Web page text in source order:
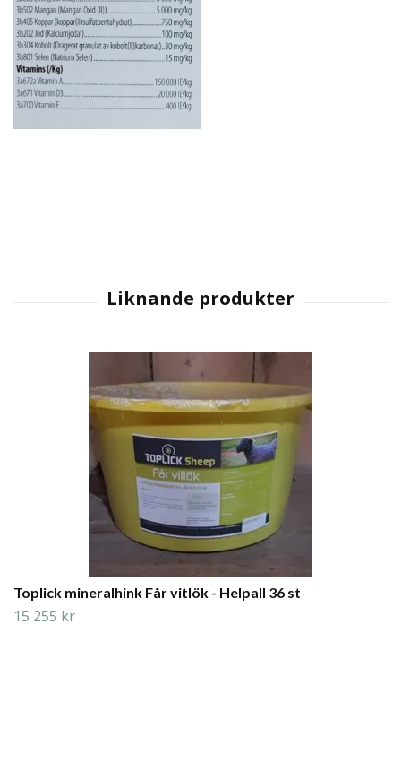
Toplick mineralhink Får vitlök - Helpall 36 st
15 255 kr